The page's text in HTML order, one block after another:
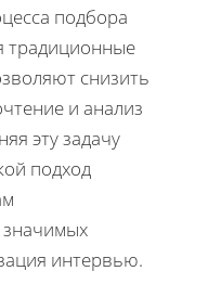
подбора
традиционные
снизить
и анализ
эту задачу
подход
значимых
интервью.